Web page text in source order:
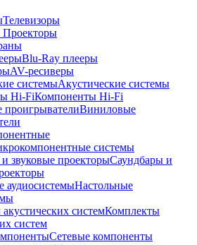
Телевизоры
Проекторы
Blu-Ray плееры
AV-ресиверы
системыАкустические системы
Hi-FiКомпоненты Hi-Fi
Виниловые
системы
звуковые проекторыСаундбары и
аудиосистемыНастольные
системКомплекты
систем
Сетевые компоненты